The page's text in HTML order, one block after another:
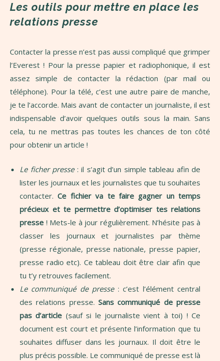
Les outils pour mettre en place les
relations presse
Contacter la presse n’est pas aussi compliqué que grimper
l’Everest ! Pour la presse papier et radiophonique, il est
assez simple de contacter la rédaction (par mail ou
téléphone). Pour la télé, c’est une autre paire de manche,
je te l’accorde. Mais avant de contacter un journaliste, il est
indispensable d’avoir quelques outils sous la main. Sans
cela, tu ne mettras pas toutes les chances de ton côté
pour obtenir un article !
Le ficher presse: il s’agit d’un simple tableau afin de
lister les journaux et les journalistes que tu souhaites
contacter.Ce fichier va te faire gagner un temps
précieux et te permettre d’optimiser tes relations
presse ! Mets-le à jour régulièrement. N’hésite pas à
classer les journaux et journalistes par thème
(presse régionale, presse nationale, presse papier,
presse radio etc). Ce tableau doit être clair afin que
tu t’y retrouves facilement.
Le communiqué de presse: c’est l’élément central
des relations presse. Sans communiqué de presse
pas d’article (sauf si le journaliste vient à toi) ! Ce
document est court et présente l’information que tu
souhaites diffuser dans les journaux. Il doit être le
plus précis possible. Le communiqué de presse est là